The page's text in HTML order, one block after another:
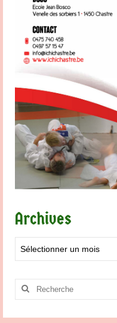
Archives
Rechercher